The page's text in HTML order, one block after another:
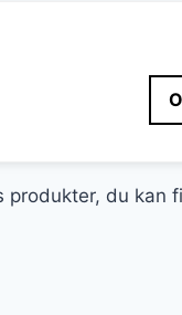
produkter, du kan